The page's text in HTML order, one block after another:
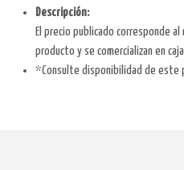
Descripción:
El precio publicado corresponde al
producto y se comercializan en
*Consulte disponibilidad de este